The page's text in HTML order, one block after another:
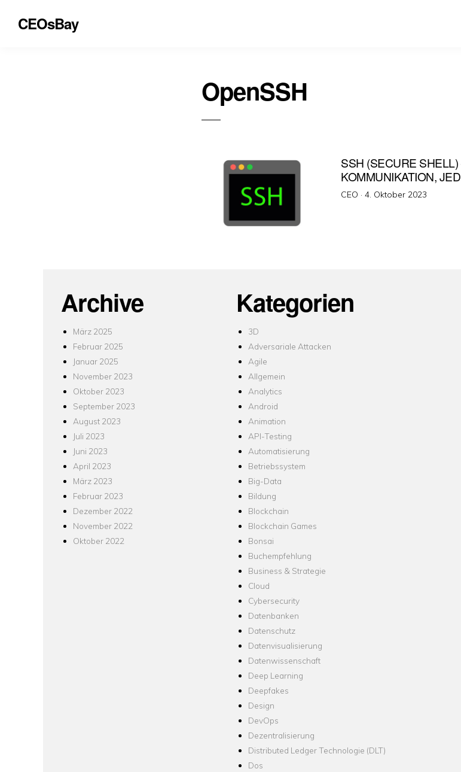
CEOsBay
OpenSSH
SSH (SECURE
KOMMUNIKATION,
CEO ·Veröffentlicht
4. Oktober 2023
Archive
März 2025
Februar 2025
Januar 2025
November 2023
Oktober 2023
September 2023
August 2023
Juli 2023
Juni 2023
April 2023
März 2023
Februar 2023
Dezember 2022
November 2022
Oktober 2022
Kategorien
3D
Adversariale Attacken
Agile
Allgemein
Analytics
Android
Animation
API-Testing
Automatisierung
Betriebssystem
Big-Data
Bildung
Blockchain
Blockchain Games
Bonsai
Buchempfehlung
Business & Strategie
Cloud
Cybersecurity
Datenbanken
Datenschutz
Datenvisualisierung
Datenwissenschaft
Deep Learning
Deepfakes
Design
DevOps
Dezentralisierung
Distributed Ledger Technologie (DLT)
Dos